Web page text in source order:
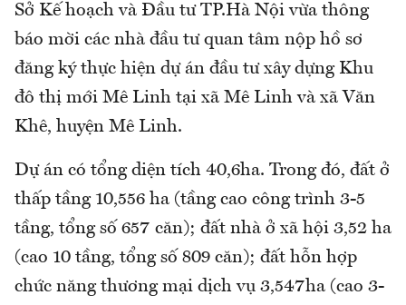
Sở Kế hoạch và Đầu tư TP.Hà Nội vừa thông
báo mời các nhà đầu tư quan tâm nộp hồ sơ
đăng ký thực hiện dự án đầu tư xây dựng Khu
đô thị mới Mê Linh tại xã Mê Linh và xã Văn
Khê, huyện Mê Linh.
Dự án có tổng diện tích 40,6ha. Trong đó, đất ở
thấp tầng 10,556 ha (tầng cao công trình 3-5
tầng, tổng số 657 căn); đất nhà ở xã hội 3,52 ha
(cao 10 tầng, tổng số 809 căn); đất hỗn hợp
chức năng thương mại dịch vụ 3,547ha (cao 3-